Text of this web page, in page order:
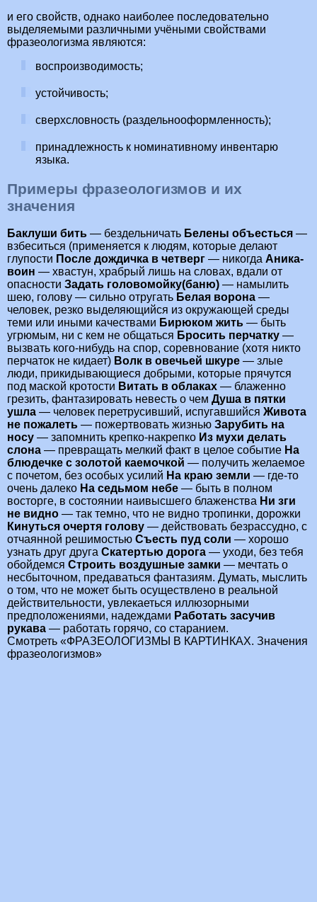
и его свойств, однако наиболее последовательно
выделяемыми различными учёными свойствами
фразеологизма являются:
воспроизводимость;
устойчивость;
сверхсловность (раздельнооформленность);
принадлежность к номинативному инвентарю
языка.
Примеры фразеологизмов и их
значения
Баклуши бить — бездельничать Белены объесться —
взбеситься (применяется к людям, которые делают
глупости После дождичка в четверг — никогда Аника-
воин — хвастун, храбрый лишь на словах, вдали от
опасности Задать головомойку(баню) — намылить
шею, голову — сильно отругать Белая ворона —
человек, резко выделяющийся из окружающей среды
теми или иными качествами Бирюком жить — быть
угрюмым, ни с кем не общаться Бросить перчатку —
вызвать кого-нибудь на спор, соревнование (хотя никто
перчаток не кидает) Волк в овечьей шкуре — злые
люди, прикидывающиеся добрыми, которые прячутся
под маской кротости Витать в облаках — блаженно
грезить, фантазировать невесть о чем Душа в пятки
ушла — человек перетрусивший, испугавшийся Живота
не пожалеть — пожертвовать жизнью Зарубить на
носу — запомнить крепко-накрепко Из мухи делать
слона — превращать мелкий факт в целое событие На
блюдечке с золотой каемочкой — получить желаемое
с почетом, без особых усилий На краю земли — где-то
очень далеко На седьмом небе — быть в полном
восторге, в состоянии наивысшего блаженства Ни зги
не видно — так темно, что не видно тропинки, дорожки
Кинуться очертя голову — действовать безрассудно, с
отчаянной решимостью Съесть пуд соли — хорошо
узнать друг друга Скатертью дорога — уходи, без тебя
обойдемся Строить воздушные замки — мечтать о
несбыточном, предаваться фантазиям. Думать, мыслить
о том, что не может быть осуществлено в реальной
действительности, увлекаеться иллюзорными
предположениями, надеждами Работать засучив
рукава — работать горячо, со старанием.
Смотреть «ФРАЗЕОЛОГИЗМЫ В КАРТИНКАХ. Значения
фразеологизмов»